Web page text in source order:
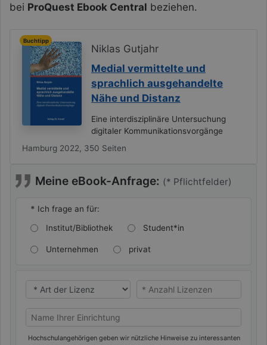
bei ProQuest Ebook Central beziehen.
Buchtipp
Niklas Gutjahr
Medial vermittelte und
sprachlich ausgehandelte
Nähe und Distanz
Eine interdisziplinäre Untersuchung
digitaler Kommunikationsvorgänge
Hamburg 2022, 350 Seiten
Meine eBook-Anfrage: (* Pflichtfelder)
* Ich frage an für:
Institut/Bibliothek
Student*in
Unternehmen privat
* Ich benötige eine * Ich benötige eine
Name Ihrer Universität/Hochschule (oder privat)
Hochschulangehörigen geben wir nützliche Hinweise zu interessanten